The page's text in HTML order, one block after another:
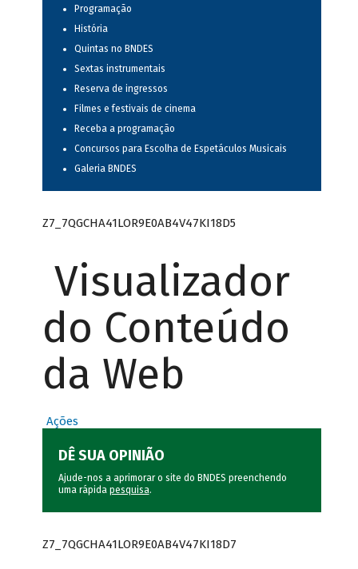
Programação
História
Quintas no BNDES
Sextas instrumentais
Reserva de ingressos
Filmes e festivais de cinema
Receba a programação
Concursos para Escolha de Espetáculos Musicais
Galeria BNDES
Z7_7QGCHA41LOR9E0AB4V47KI18D5
Visualizador
do Conteúdo
da Web
Ações
DÊ SUA OPINIÃO
Ajude-nos a aprimorar o site do BNDES preenchendo
uma rápida pesquisa.
Z7_7QGCHA41LOR9E0AB4V47KI18D7